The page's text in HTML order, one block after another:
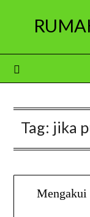
Tag: jika
Mengakui